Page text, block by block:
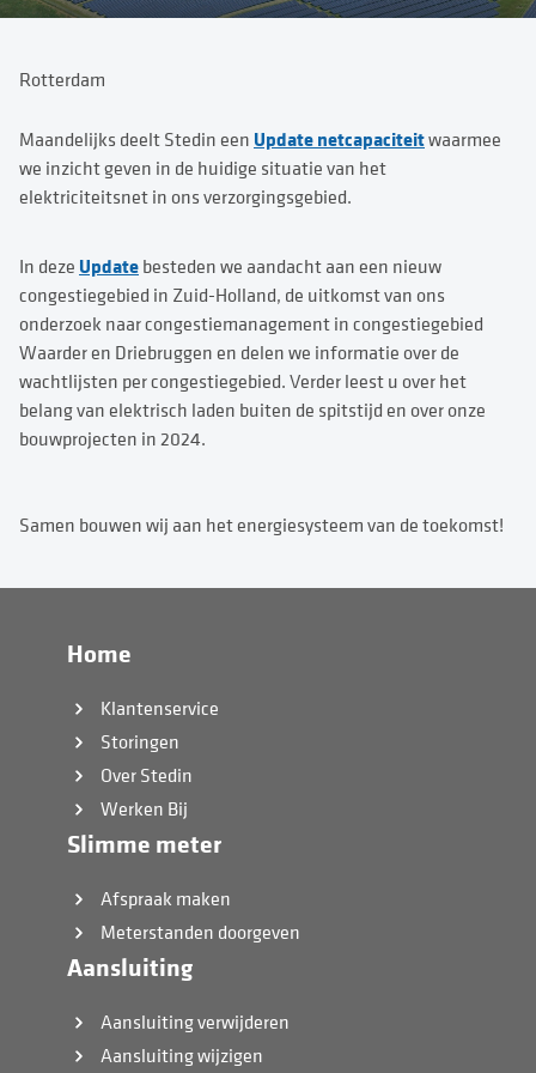
Rotterdam
Maandelijks deelt Stedin een Update netcapaciteitwaarmee
we inzicht geven in de huidige situatie van het
elektriciteitsnet in ons verzorgingsgebied.
In deze Update besteden we aandacht aan een nieuw
congestiegebied in Zuid-Holland, de uitkomst van ons
onderzoek naar congestiemanagement in congestiegebied
Waarder en Driebruggen en delen we informatie over de
wachtlijsten per congestiegebied. Verder leest u over het
belang van elektrisch laden buiten de spitstijd en over onze
bouwprojecten in 2024.
Samen bouwen wij aan het energiesysteem van de toekomst!
Home
Klantenservice
Storingen
Over Stedin
Werken Bij
Slimme meter
Afspraak maken
Meterstanden doorgeven
Aansluiting
Aansluiting verwijderen
Aansluiting wijzigen